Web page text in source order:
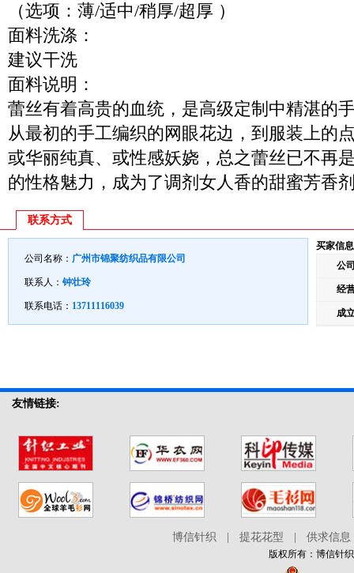
（选项：薄/适中/稍厚/超厚 ）
面料洗涤：
建议干洗
面料说明：
蕾丝有着高贵的血统，是高级定制中精湛的
从最初的手工编织的网眼花边，到服装上的
或华丽纯真、或性感妖娆，总之蕾丝已不再
的性格魅力，成为了调剂女人香的甜蜜芳香
联系方式
公司名称： 广州市锦聚纺织品有限公司
联系人： 钟壮玲
联系电话： 13711116039
买家信息
公
经
成
友情链接:
博信针织 提花花型 供求信息
版权所有：博信针